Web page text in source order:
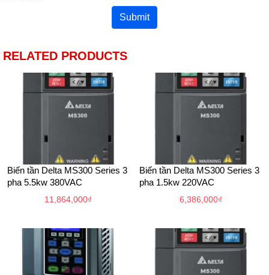
RELATED PRODUCTS
Biến tần Delta MS300 Series 3
pha 5.5kw 380VAC
11,864,000₫
Biến tần Delta MS300 Series 3
pha 1.5kw 220VAC
6,386,000₫